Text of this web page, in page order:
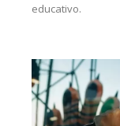
educativo.